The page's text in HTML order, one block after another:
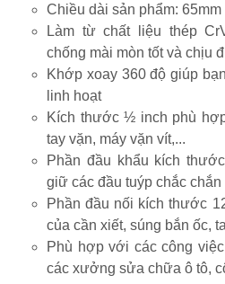
Chiều dài sản phẩm: 65mm
Làm từ chất liệu thép CrV cứng chắc, khả năng
chống mài mòn tốt và chịu
Khớp xoay 360 độ giúp bạn điều chỉnh góc làm việc
linh hoạt
Kích thước ½ inch phù hợp với nhiều loại đầu tuýp
tay vặn, máy vặn vít,...
Phần đầu khẩu kích thước 12.5mm, có bi khấc để
giữ các đầu tuýp chắc chắn
Phần đầu nối kích thước 12.9mm, lắp vào đầu khẩu
của cần xiết, súng bắn ốc,
Phù hợp với các công việc sửa chữa, lắp ráp trong
các xưởng sửa chữa ô tô,